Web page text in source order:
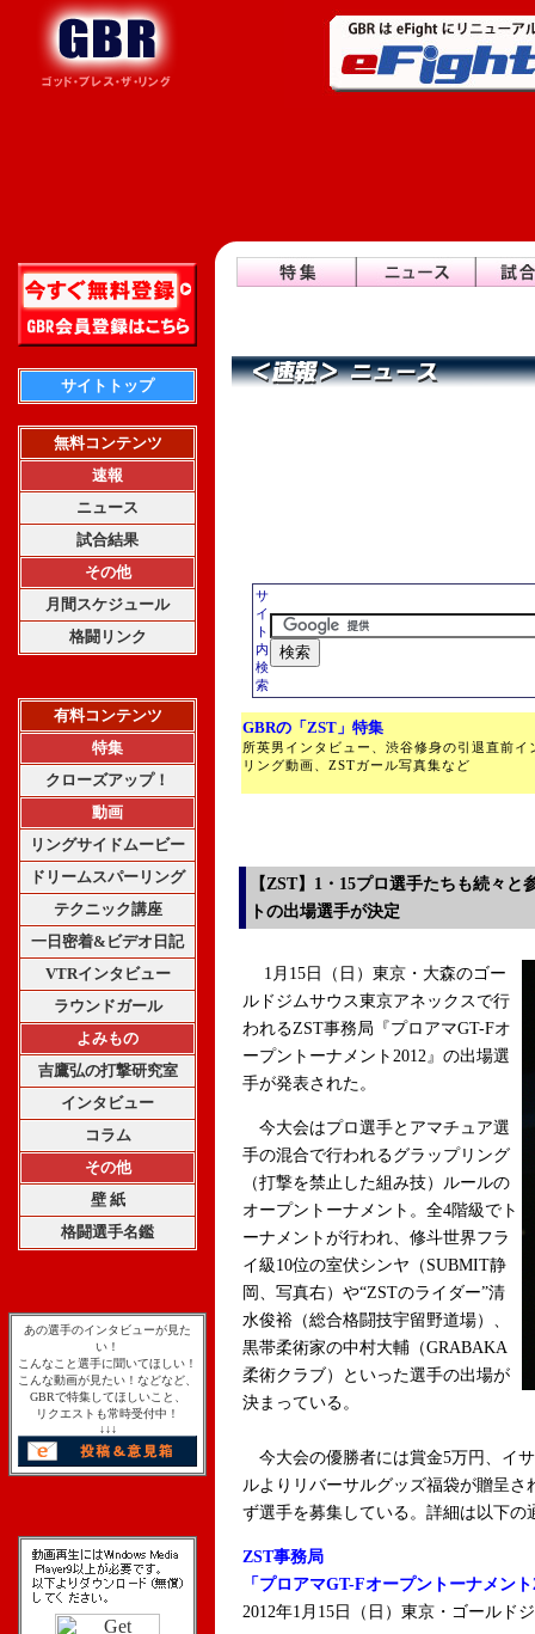
サイトトップ
無料コンテンツ
速報
ニュース
試合結果
その他
月間スケジュール
格闘リンク
有料コンテンツ
特集
クローズアップ！
動画
リングサイドムービー
ドリームスパーリング
テクニック講座
一日密着&ビデオ日記
VTRインタビュー
ラウンドガール
よみもの
吉鷹弘の打撃研究室
インタビュー
コラム
その他
壁 紙
格闘選手名鑑
あの選手のインタビューが見た
い！
こんなこと選手に聞いてほしい！
こんな動画が見たい！などなど、
GBRで特集してほしいこと、
リクエストも常時受付中！
↓↓↓
サ
イ
ト
内
検
索
GBRの「ZST」特集
所英男インタビュー、渋谷修身の引退直前
リング動画、ZSTガール写真集など
【ZST】1・15プロ選手たちも続々と
トの出場選手が決定
1月15日（日）東京・大森のゴー
ルドジムサウス東京アネックスで行
われるZST事務局『プロアマGT-Fオ
ープントーナメント2012』の出場選
手が発表された。
今大会はプロ選手とアマチュア選
手の混合で行われるグラップリング
（打撃を禁止した組み技）ルールの
オープントーナメント。全4階級でト
ーナメントが行われ、修斗世界フラ
イ級10位の室伏シンヤ（SUBMIT静
岡、写真右）や“ZSTのライダー”清
水俊裕（総合格闘技宇留野道場）、
黒帯柔術家の中村大輔（GRABAKA
柔術クラブ）といった選手の出場が
決まっている。
今大会の優勝者には賞金5万円、イ
ルよりリバーサルグッズ福袋が贈呈
ず選手を募集している。詳細は以下の
ZST事務局
「プロアマGT-Fオープントーナメント
2012年1月15日（日）東京・ゴールド